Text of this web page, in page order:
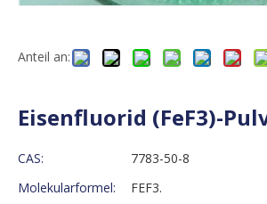
Anteil an:
Eisenfluorid (FeF3)-
CAS:
7783-50-8
Molekularformel:
FEF3.